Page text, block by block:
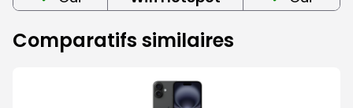
Comparatifs similaires